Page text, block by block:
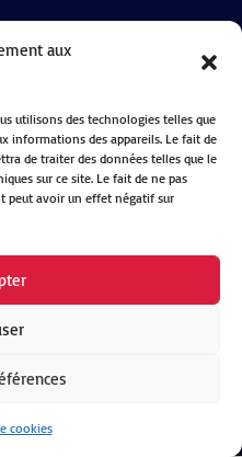
aux
utilisons des technologies telles que
informations des appareils. Le fait de
de traiter des données telles que le
sur ce site. Le fait de ne pas
peut avoir un effet négatif sur
cookies
with ✓